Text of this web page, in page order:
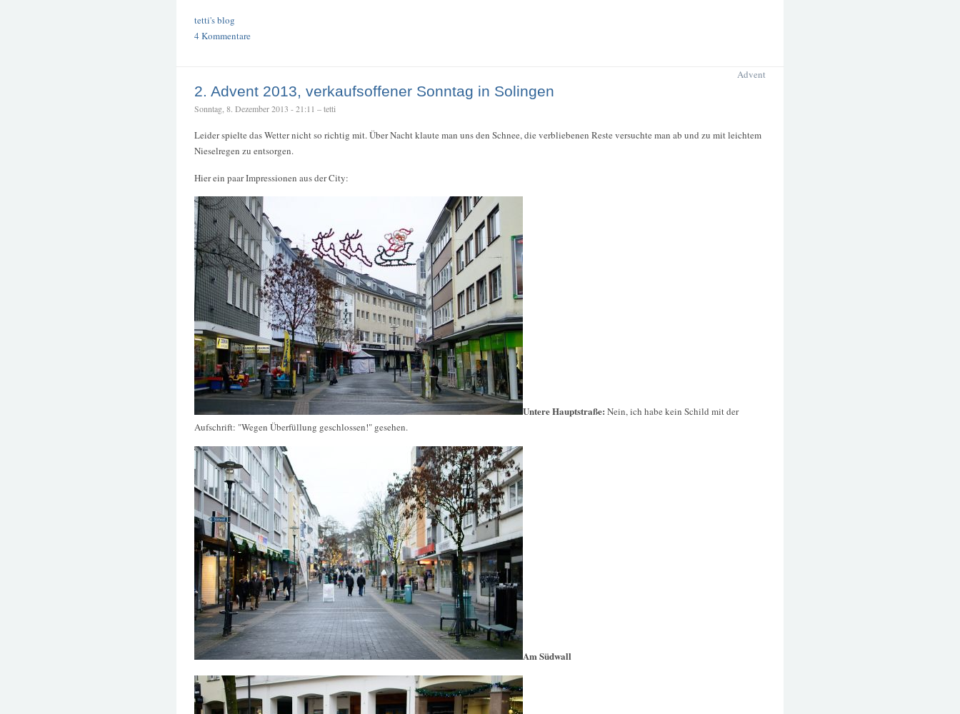
tetti's blog
4 Kommentare
Advent
2. Advent 2013, verkaufsoffener Sonntag in Solingen
Sonntag, 8. Dezember 2013 - 21:11 – tetti
Leider spielte das Wetter nicht so richtig mit. Über Nacht klaute man uns den Schnee, die verbliebenen Reste versuchte man ab und zu mit leichtem
Nieselregen zu entsorgen.
Hier ein paar Impressionen aus der City:
Untere Hauptstraße: Nein, ich habe kein Schild mit der
Aufschrift: "Wegen Überfüllung geschlossen!" gesehen.
Am Südwall